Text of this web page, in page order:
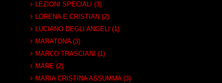
LEZIONI SPECIALI (3)
LORENA E CRISTIAN (2)
LUCIANO DEGLI ANGELI (1)
MARATONA (3)
MARCO TRASCIANI (1)
MARE (2)
MARIA CRISTINA ASSUMMA (3)